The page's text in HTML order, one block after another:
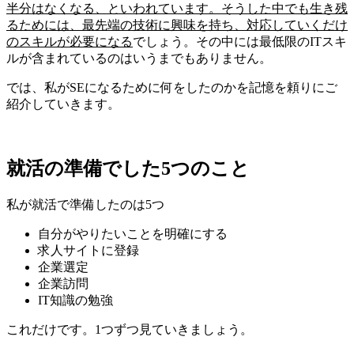
半分はなくなる、といわれています。そうした中でも生き残
るためには、最先端の技術に興味を持ち、対応していくだけ
のスキルが必要になるでしょう。その中には最低限のITスキ
ルが含まれているのはいうまでもありません。
では、私がSEになるために何をしたのかを記憶を頼りにご
紹介していきます。
就活の準備でした5つのこと
私が就活で準備したのは5つ
自分がやりたいことを明確にする
求人サイトに登録
企業選定
企業訪問
IT知識の勉強
これだけです。1つずつ見ていきましょう。